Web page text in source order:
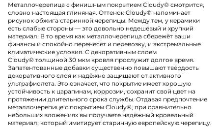
Металлочерепица с финишным покрытием Cloudy® смотрится,
словно настоящая глиняная. Оттенок Cloudy® напоминает
рисунок обжига старинной черепицы. Между тем, у керамики
есть слабые стороны — это довольно недешёвый и хрупкий
материал. В то время как металлочерепица сбережёт ваши
финансы и спокойно перенесёт и перевозку, и экстремальные
климатические условия. С декоративным слоем
Cloudy® толщиной 30 мкм кровля прослужит долгое время.
Запатентованные добавки существенно повышают твёрдость
декоративного слоя и надёжно защищают от активного
ультрафиолета. Это означает, что покрытие имеет хорошую
устойчивость к царапинам, коррозии, сохранит свой цвет на
протяжении длительного срока службы. Отдавая предпочтение
металлочерепице с покрытием Cloudy®, при сравнительно
небольших вложениях вы получаете надёжный кровельный
материал, который имитирует старинную европейскую черепицу.